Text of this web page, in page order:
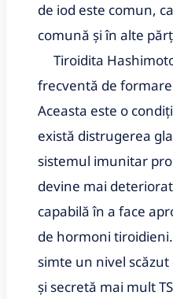
de iod este comun,
comună și în alte
Tiroidita
frecventă de formare
Aceasta este o
există distrugerea
sistemul imunitar
devine mai
capabilă în a face
de hormoni
simte un nivel
și secretă mai mult